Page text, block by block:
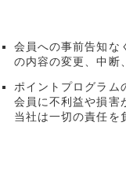
会員への事前告知な
の内容の変更、中断
ポイントプログラム
会員に不利益や損害
当社は一切の責任を